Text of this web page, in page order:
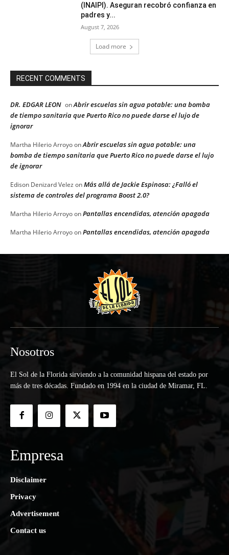
(INAIPI). Aseguran recobró confianza en
padres y...
August 7, 2026
Load more
RECENT COMMENTS
DR. EDGAR LEON onAbrir escuelas sin agua potable: una bomba
de tiempo sanitaria que Puerto Rico no puede darse el lujo de
ignorar
Martha Hilerio ArroyoonAbrir escuelas sin agua potable: una
bomba de tiempo sanitaria que Puerto Rico no puede darse el lujo
de ignorar
Edison Denizard Velez onMás allá de Jackie Espinosa: ¿Falló el
sistema de controles del programa Boost 2.0?
Martha Hilerio ArroyoonPantallas encendidas, atención apagada
Martha Hilerio ArroyoonPantallas encendidas, atención apagada
Nosotros
El Sol de la Florida sirviendo a la comunidad hispana del estado por
más de tres décadas. Fundado en 1994 en la ciudad de Miramar, FL.
Empresa
Disclaimer
Privacy
Advertisement
Contact us